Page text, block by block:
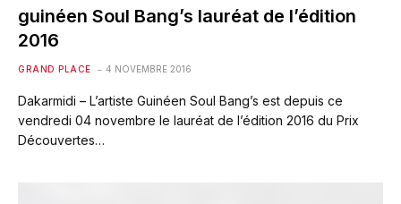
guinéen Soul Bang’s lauréat de l’édition
2016
GRAND PLACE 4 NOVEMBRE 2016
Dakarmidi – L’artiste Guinéen Soul Bang’s est depuis ce
vendredi 04 novembre le lauréat de l’édition 2016 du Prix
Découvertes…